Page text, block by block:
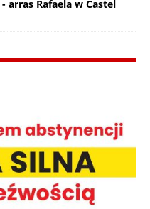
arras Rafaela w Castel